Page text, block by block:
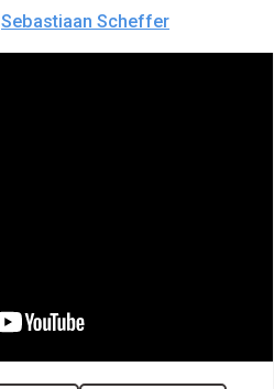
Sebastiaan Scheffer